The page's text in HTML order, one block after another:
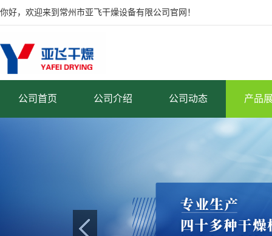
你好，欢迎来到常州市亚飞干燥设备有限公司官网！
公司首页 公司介绍 公司动态 产品